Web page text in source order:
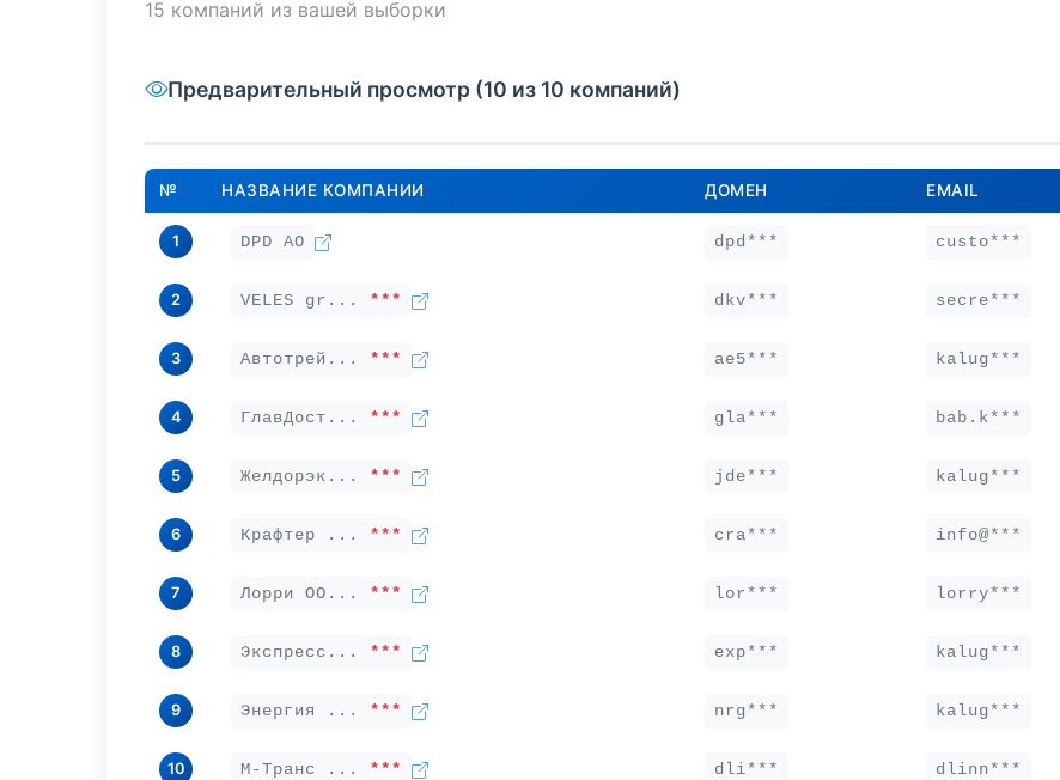
15 компаний из вашей выборки
Предварительный просмотр (10 из 10 компаний)
№ НАЗВАНИЕ КОМПАНИИ ДОМЕН EMAIL
1 DPD АО dpd*** custo***
2 VELES gr... *** dkv*** secre***
3 Автотрей... *** ae5*** kalug***
4 ГлавДост... *** gla*** bab.k***
5 Желдорэк... *** jde*** kalug***
6 Крафтер ... *** cra*** info@***
7 Лорри ОО... *** lor*** lorry***
8 Экспресс... *** exp*** kalug***
9 Энергия ... *** nrg*** kalug***
10 М-Транс ... *** dli*** dlinn***